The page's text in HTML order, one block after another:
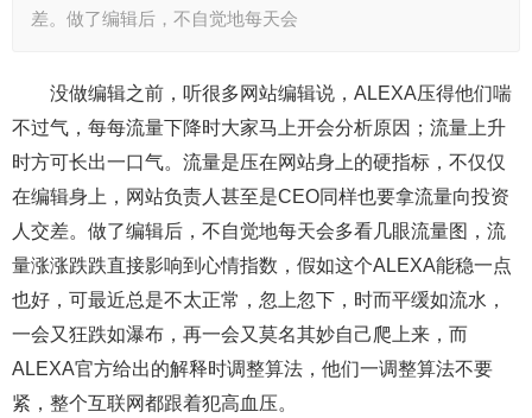
差。做了编辑后，不自觉地每天会
没做编辑之前，听很多网站编辑说，ALEXA压得他们喘
不过气，每每流量下降时大家马上开会分析原因；流量上升
时方可长出一口气。流量是压在网站身上的硬指标，不仅仅
在编辑身上，网站负责人甚至是CEO同样也要拿流量向投资
人交差。做了编辑后，不自觉地每天会多看几眼流量图，流
量涨涨跌跌直接影响到心情指数，假如这个ALEXA能稳一点
也好，可最近总是不太正常，忽上忽下，时而平缓如流水，
一会又狂跌如瀑布，再一会又莫名其妙自己爬上来，而
ALEXA官方给出的解释时调整算法，他们一调整算法不要
紧，整个互联网都跟着犯高血压。